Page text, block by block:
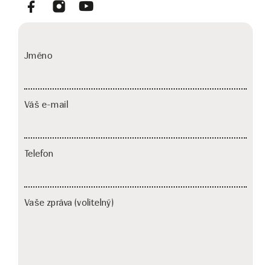
Jméno
Váš e-mail
Telefon
Vaše zpráva (volitelný)